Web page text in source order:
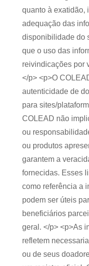
quanto à exatidão,
adequação das
disponibilidade do
que o uso das
reivindicações por
</p> <p>O
autenticidade de
para sites/
COLEAD não
ou
ou produtos
garantem a
fornecidas. Esses
como referência a
podem ser úteis
beneficiários
geral. </p> <p>As
refletem
ou de seus